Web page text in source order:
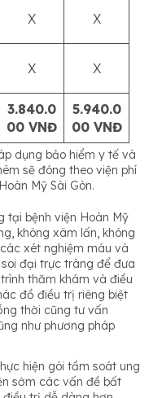
X X
X X
3.840.0
00 VNĐ
5.940.0
00 VNĐ
dụng bảo hiểm y tế và
sẽ đóng theo viện phí
Mỹ Sài Gòn.
tại bệnh viện Hoàn Mỹ
không xâm lấn, không
xét nghiệm máu và
đại trực tràng để đưa
thăm khám và điều
đồ điều trị riêng biệt
thời cũng tư vấn
như phương pháp
hiện gói tầm soát ung
sớm các vấn đề bất